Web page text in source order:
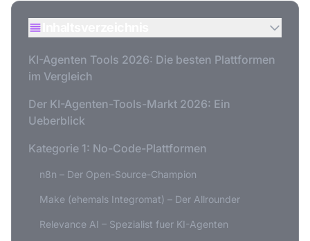
KI-Agenten Tools 2026: Die besten Plattformen
im Vergleich
Der KI-Agenten-Tools-Markt 2026: Ein
Ueberblick
Kategorie 1: No-Code-Plattformen
n8n – Der Open-Source-Champion
Make (ehemals Integromat) – Der Allrounder
Relevance AI – Spezialist fuer KI-Agenten